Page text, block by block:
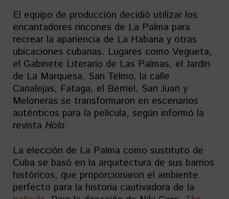
El equipo de producción decidió utilizar los
encantadores rincones de La Palma para
recrear la apariencia de La Habana y otras
ubicaciones cubanas. Lugares como Vegueta,
el Gabinete Literario de Las Palmas, el Jardín
de La Marquesa, San Telmo, la calle
Canalejas, Fataga, el Berriel, San Juan y
Meloneras se transformaron en escenarios
auténticos para la película, según informó la
revista Hola.
La elección de La Palma como sustituto de
Cuba se basó en la arquitectura de sus barrios
históricos, que proporcionaron el ambiente
perfecto para la historia cautivadora de la